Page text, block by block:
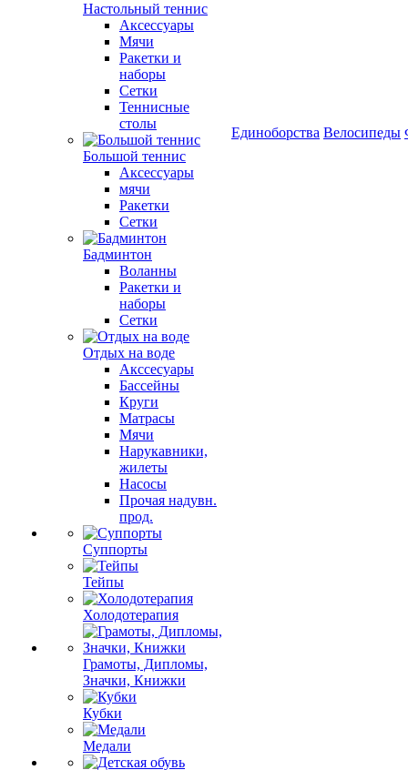
Настольный теннис
Аксессуары
Мячи
Ракетки и
наборы
Сетки
Теннисные
столы
Большой теннис
Аксессуары
мячи
Ракетки
Сетки
Бадминтон
Воланны
Ракетки и
наборы
Сетки
Отдых на воде
Акссесуары
Бассейны
Круги
Матрасы
Мячи
Нарукавники,
жилеты
Насосы
Прочая надувн.
прод.
Суппорты
Тейпы
Холодотерапия
Грамоты, Дипломы,
Значки, Книжки
Кубки
Медали
Единоборства Велосипеды